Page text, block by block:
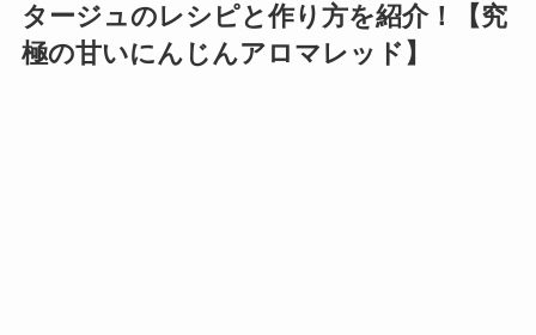
タージュのレシピと作り方を紹介！【究
極の甘いにんじんアロマレッド】